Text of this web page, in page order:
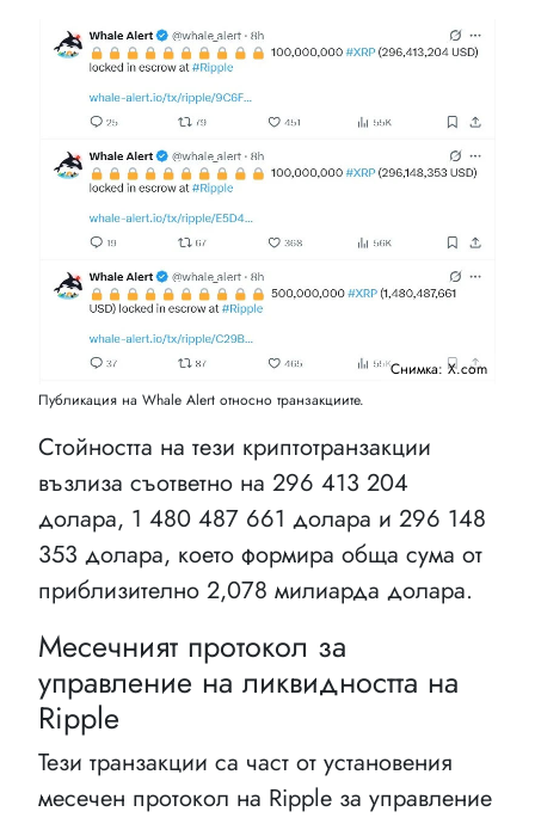
Снимка: X.com
Публикация на Whale Alert относно транзакциите.
Стойността на тези криптотранзакции
възлиза съответно на 296 413 204
долара, 1 480 487 661 долара и 296 148
353 долара, което формира обща сума от
приблизително 2,078 милиарда долара.
Месечният протокол за
управление на ликвидността на
Ripple
Тези транзакции са част от установения
месечен протокол на Ripple за управление